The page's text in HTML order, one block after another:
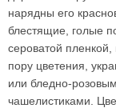
нарядны его
блестящие, голые
сероватой
пору цветения,
или бледно-
чашелистиками.